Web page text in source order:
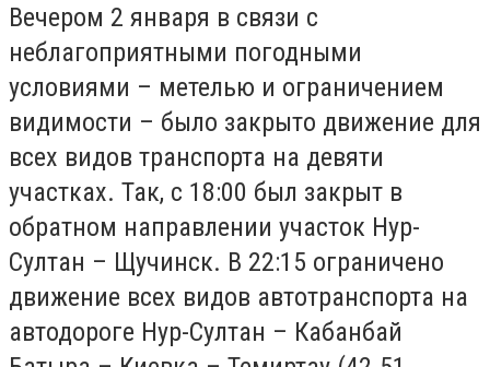
Вечером 2 января в связи с
неблагоприятными погодными
условиями – метелью и ограничением
видимости – было закрыто движение для
всех видов транспорта на девяти
участках. Так, с 18:00 был закрыт в
обратном направлении участок Нур-
Султан – Щучинск. В 22:15 ограничено
движение всех видов автотранспорта на
автодороге Нур-Султан – Кабанбай